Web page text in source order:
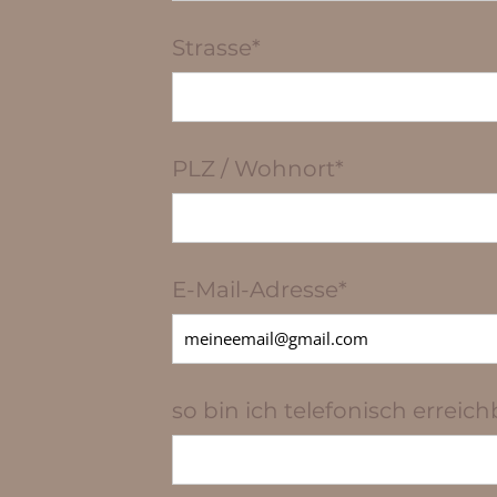
Strasse*
PLZ / Wohnort*
E-Mail-Adresse*
so bin ich telefonisch